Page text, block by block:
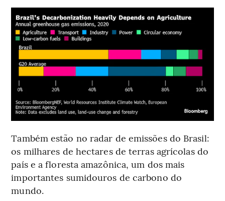
Também estão no radar de emissões do Brasil:
os milhares de hectares de terras agrícolas do
país e a floresta amazônica, um dos mais
importantes sumidouros de carbono do
mundo.